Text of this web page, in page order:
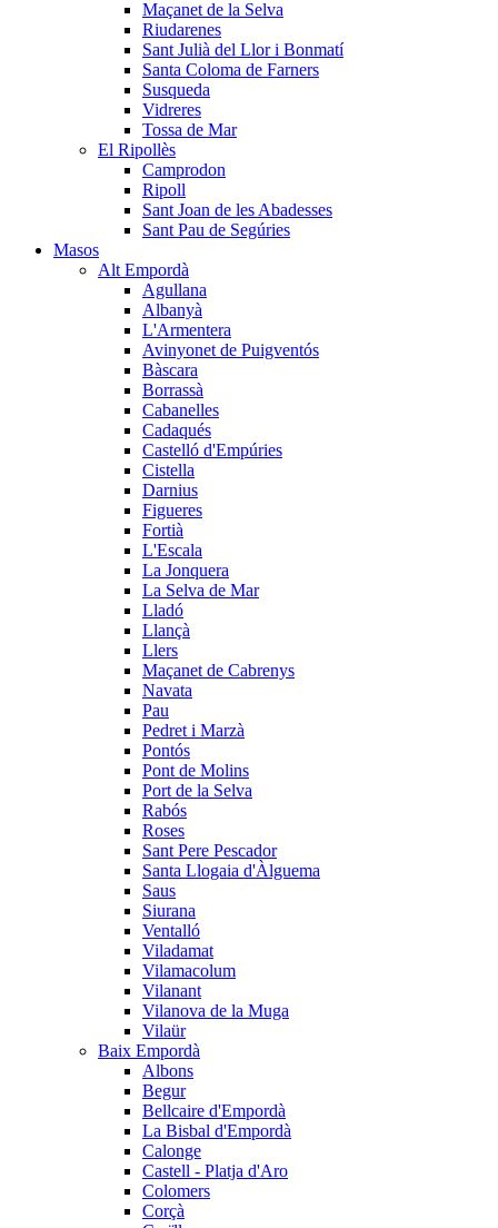
Maçanet de la Selva
Riudarenes
Sant Julià del Llor i Bonmatí
Santa Coloma de Farners
Susqueda
Vidreres
Tossa de Mar
El Ripollès
Camprodon
Ripoll
Sant Joan de les Abadesses
Sant Pau de Segúries
Masos
Alt Empordà
Agullana
Albanyà
L'Armentera
Avinyonet de Puigventós
Bàscara
Borrassà
Cabanelles
Cadaqués
Castelló d'Empúries
Cistella
Darnius
Figueres
Fortià
L'Escala
La Jonquera
La Selva de Mar
Lladó
Llançà
Llers
Maçanet de Cabrenys
Navata
Pau
Pedret i Marzà
Pontós
Pont de Molins
Port de la Selva
Rabós
Roses
Sant Pere Pescador
Santa Llogaia d'Àlguema
Saus
Siurana
Ventalló
Viladamat
Vilamacolum
Vilanant
Vilanova de la Muga
Vilaür
Baix Empordà
Albons
Begur
Bellcaire d'Empordà
La Bisbal d'Empordà
Calonge
Castell - Platja d'Aro
Colomers
Corçà